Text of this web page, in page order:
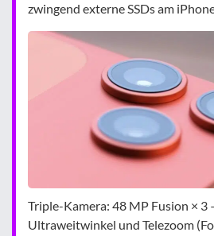
zwingend externe SSDs am
Triple-Kamera: 48 MP Fusion × 3
Ultraweitwinkel und Telezoom